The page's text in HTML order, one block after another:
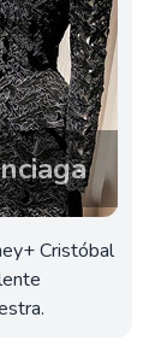
Cristóbal